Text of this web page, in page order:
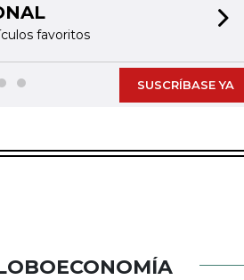
favoritos
SUSCRÍBASE YA